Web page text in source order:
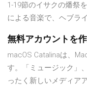
1-19節のイサクの燔祭
による音楽で、ヘブラ
無料アカウントを
‎macOS Catalinaは、
す。「ミュージック」
ったく新しいメディア